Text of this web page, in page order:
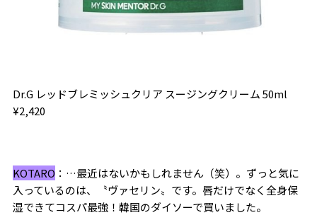
Dr.G レッドブレミッシュクリア スージングクリーム50ml
¥2,420
KOTARO ： …最近はないかもしれません（笑）。ずっと気に
入っているのは、〝ヴァセリン〟です。唇だけでなく全身保
湿できてコスパ最強！韓国のダイソーで買いました。